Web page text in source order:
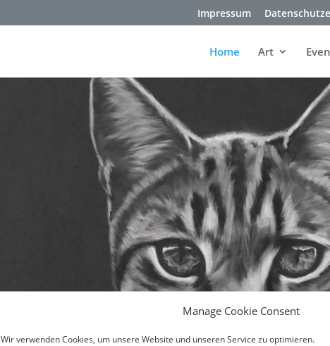
Manage Cookie Consent
Wir verwenden Cookies, um unsere Website und unseren Service zu optimieren.
Impressum
Home Art